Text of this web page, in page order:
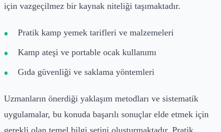
için vazgeçilmez bir kaynak niteliği taşımaktadır.
Pratik kamp yemek tarifleri ve malzemeleri
Kamp ateşi ve portable ocak kullanımı
Gıda güvenliği ve saklama yöntemleri
Uzmanların önerdiği yaklaşım metodları ve sistematik
uygulamalar, bu konuda başarılı sonuçlar elde etmek için
gerekli olan temel bilgi setini oluşturmaktadır. Pratik